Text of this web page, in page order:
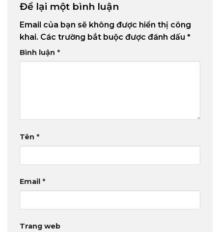
Để lại một bình luận
Email của bạn sẽ không được hiển thị công
khai. Các trường bắt buộc được đánh dấu *
Bình luận *
Tên *
Email *
Trang web